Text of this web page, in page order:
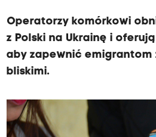
Operatorzy komórkowi
z Polski na Ukrainę i
aby zapewnić emigrantom
bliskimi.